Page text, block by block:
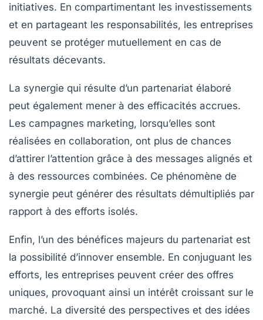
initiatives. En compartimentant les investissements
et en partageant les responsabilités, les entreprises
peuvent se protéger mutuellement en cas de
résultats décevants.
La synergie qui résulte d’un partenariat élaboré
peut également mener à des efficacités accrues.
Les campagnes marketing, lorsqu’elles sont
réalisées en collaboration, ont plus de chances
d’attirer l’attention grâce à des messages alignés et
à des ressources combinées. Ce phénomène de
synergie peut générer des résultats démultipliés par
rapport à des efforts isolés.
Enfin, l’un des bénéfices majeurs du partenariat est
la possibilité d’innover ensemble. En conjuguant les
efforts, les entreprises peuvent créer des offres
uniques, provoquant ainsi un intérêt croissant sur le
marché. La diversité des perspectives et des idées